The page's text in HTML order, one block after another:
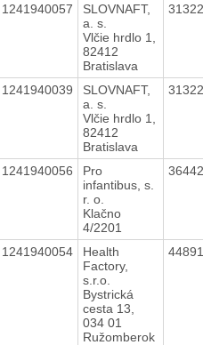
1241940057
SLOVNAFT,
a. s.
Vlčie hrdlo 1,
82412
Bratislava
1241940039
SLOVNAFT,
a. s.
Vlčie hrdlo 1,
82412
Bratislava
1241940056
Pro
infantibus, s.
r. o.
Klačno
4/2201
1241940054
Health
Factory,
s.r.o.
Bystrická
cesta 13,
034 01
Ružomberok